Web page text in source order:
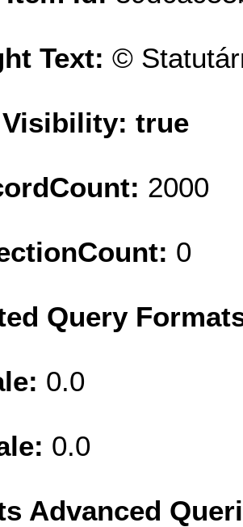
Text: ©
true
2000
0
Query
0.0
0.0
Advanced